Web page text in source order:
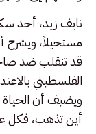
نايف زيد، أحد
مستحيلاً، ويشرح
قد تنقلب ضد
الفلسطيني
ويضيف أن
أين تذهب، فكل